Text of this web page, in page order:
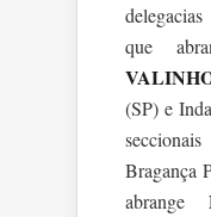
que
(SP) e
Bragança
abrange